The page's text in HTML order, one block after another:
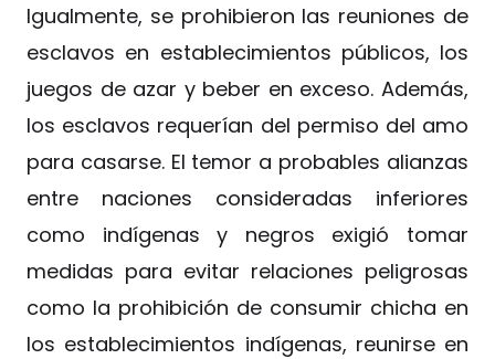
Igualmente, se prohibieron las reuniones de
esclavos en establecimientos públicos, los
juegos de azar y beber en exceso. Además,
los esclavos requerían del permiso del amo
para casarse. El temor a probables alianzas
entre naciones consideradas inferiores
como indígenas y negros exigió tomar
medidas para evitar relaciones peligrosas
como la prohibición de consumir chicha en
los establecimientos indígenas, reunirse en